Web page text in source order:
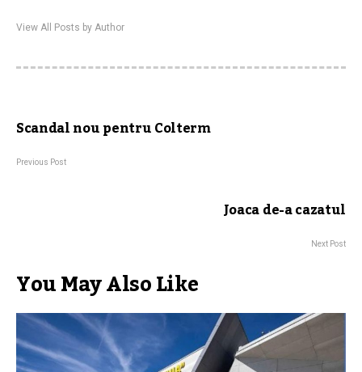
View All Posts by Author
Scandal nou pentru Colterm
Previous Post
Joaca de-a cazatul
Next Post
You May Also Like